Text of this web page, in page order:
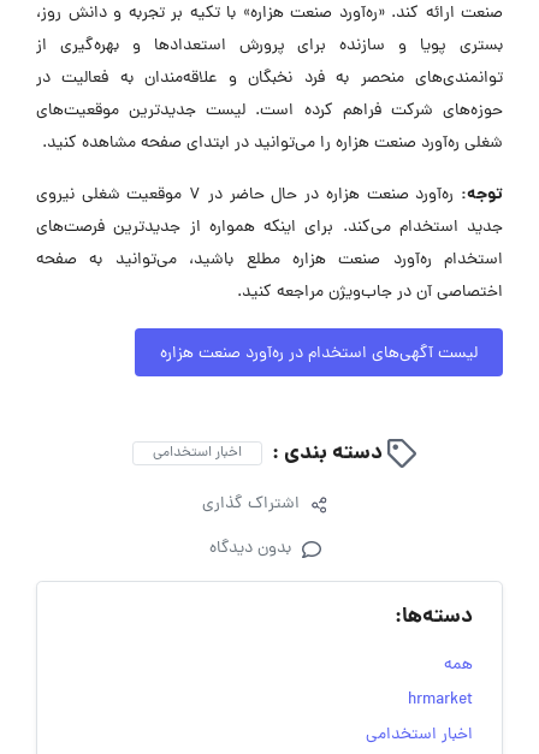
صنعت ارائه کند. «ره‌آورد صنعت هزاره» با تکیه بر تجربه و دانش روز،
بستری پویا و سازنده برای پرورش استعدادها و بهره‌گیری از
توانمندی‌های منحصر به فرد نخبگان و علاقه‌مندان به فعالیت در
حوزه‌های شرکت فراهم کرده است. لیست جدیدترین موقعیت‌های
شغلی ره‌آورد صنعت هزاره را می‌توانید در ابتدای صفحه مشاهده کنید.
توجه:
ره‌آورد صنعت هزاره در حال حاضر در ۷ موقعیت شغلی نیروی
جدید استخدام می‌کند. برای اینکه همواره از جدیدترین فرصت‌های
استخدام ره‌آورد صنعت هزاره مطلع باشید، می‌توانید به صفحه
اختصاصی آن در جاب‌ویژن مراجعه کنید.
لیست آگهی‌های استخدام در ره‌آورد صنعت هزاره
دسته بندی : اخبار استخدامی
اشتراک گذاری
بدون دیدگاه
دسته‌ها:
همه
hrmarket
اخبار استخدامی